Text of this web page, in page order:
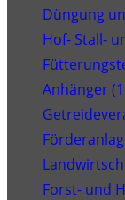
Düngung
Hof- Stall-
Anhänger
Forst- und